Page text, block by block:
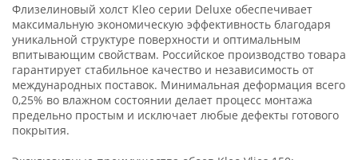
Флизелиновый холст Kleo серии Deluxe обеспечивает
максимальную экономическую эффективность благодаря
уникальной структуре поверхности и оптимальным
впитывающим свойствам. Российское производство товара
гарантирует стабильное качество и независимость от
международных поставок. Минимальная деформация всего
0,25% во влажном состоянии делает процесс монтажа
предельно простым и исключает любые дефекты готового
покрытия.